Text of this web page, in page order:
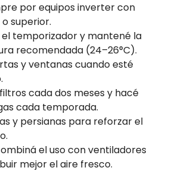
por equipos inverter con
superior.
temporizador y mantené la
recomendada (24–26°C).
y ventanas cuando esté
cada dos meses y hacé
cada temporada.
y persianas para reforzar el
el uso con ventiladores
mejor el aire fresco.